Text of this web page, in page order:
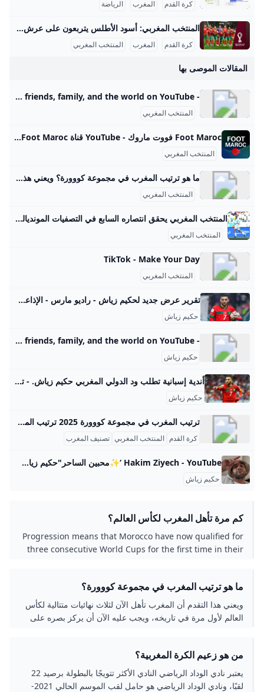
كرة القدم المغرب الرياضة
المنتخب المغربي: أسود الأطلس يتربعون على عرش الكرة المنتخب المغربي لكرة القدم تاريخياً يُعتبر من أبرز وأهم المنتخبات في القارة الإفريقية والعالم العربي، وقد حقق سلسلة من الإنجازات الكبيرة التي توضح تطوره المستمر ومكانته المرموقة على الساحة الكروية العالمية. تأسس المنتخب رسمياً عام 1957 وخاض أولى مبارياته الدولية ضد منتخب العراق، والتي انتهت بالتعادل 3-3. منذ ذلك الحين، شق المنتخب طريقه بثبات نحو القمة، وبرز بشكل خاص في مسابقة كأس الأمم الإفريقية، حيث حصل المغرب على لقب البطولة عام 1976، وهو أول لقب قاري في تاريخه.
كرة القدم المغرب المنتخب المغربي
المقالات الموصى بها
- YouTube Enjoy the videos and music you love, upload original content, and share it all with friends, family, and the world on YouTube.
المنتخب المغربي
Foot Maroc فووت ماروك - YouTube قناة Foot Maroc ⚽ قناة كل المغاربة 🇲🇦 تقوم بتغطية مختلف مباريات المنتخب المغربي والبطولة الوطنية وكأس العرش والمشاركة القارية للأندية المغربية، كما تنفتح ع…
المنتخب المغربي
ما هو ترتيب المغرب في مجموعة كووورة؟ ويعني هذا التقدم أن المغرب تأهل الآن لثلاث نهائيات متتالية لكأس العالم لأول مرة في تاريخه، ويجب عليه الآن أن يركز بصره على محاكاة مسيرته الرائعة إلى الدور نصف النهائي في قطر قبل ثلاث سنوات، عندما أصبح أول فريق أفريقي يصل إلى الدور قبل النهائي.2 ngày trước
المنتخب المغربي
المنتخب المغربي يحقق انتصاره السابع في التصفيات المونديالية - مراكش الاخبارية رياضة - المنتخب المغربي يحقق انتصاره السابع في التصفيات المونديالية - مراكش الاخبارية Vous devez vous connecter pour publier un commentaire. المملكة المغربية تعرب عن إدانتها القوية للاعتداء الإسرائيلي السافر واستنكارها الشديد لانتهاك سيادة دولة قطر الشقيقة مراكش تحتضن العرض المسرحي الفرنسي « هنا » في جولة مغربية تسلط الضوء على جيل جديد من الممثلين ضربة إسرائيلية تستهدف وفد حماس في الدوحة وتنسف جهود الوساطة الفواتير ديال الضو صعقات المراكشيين والشركة غارقة فالتقديرات
المنتخب المغربي
TikTok - Make Your Day
المنتخب المغربي
تقرير عرض جديد لحكيم زياش - راديو مارس - الإذاعة الرياضية رقم واحد في المغرب 23 يوليو، 2025البطولة الإحترافية9 سبتمبر، 20258 سبتمبر، 20258 سبتمبر، 2025
حكيم زياش
- YouTube Enjoy the videos and music you love, upload original content, and share it all with friends, family, and the world on YouTube.
حكيم زياش
أندية إسبانية تطلب ود الدولي المغربي حكيم زياش. - تنوير منذ 13 ساعة 32 دقيقة واحدة اسمهان شرقي ذكرت مصادر إعلامية أن الدولي المغربي حكيم زياش ، أصبح محطة اهتمام عدد من الأندية الإسبانية ، وذلك باعتباره لاعبا حرا بدون فريق . وأضافت ذات المصادر أن الأندية التي أبدت رغبتها في ضم الدولي المغربي حكيم زياش ، هي إلتشي ، إشبيلية ومايوركا ، حيث أن هذه الفرق تسعى للظفر بخدمات اللاعب المغربي حكيم زياش ، الذي يتمتع بخبرة واسعة في عالم الساحرة المستديرة في أوروبا.
حكيم زياش
ترتيب المغرب في مجموعة كووورة 2025 ترتيب المغرب في مجموعة كووورة لعام 2025 هو في المركز الثاني في تصنيف الاتحادات الإفريقية لكرة القدم حسب نقاط مشاركات الأندية المغربية في مسابقات الاتحاد الإفريقي، حيث حصل المغرب على 142 نقطة، بعد مصر التي تمتلك 190.5 نقطة، وقبل جنوب أفريقيا التي في المركز الثالث بـ131 نقطة. هذا التصنيف يعكس قوة الأندية المغربية في البطولات القارية كالCAF دوري أبطال أفريقيا وكأس الكونفدرالية الإفريقية. أما بالنسبة لترتيب المغرب في مجموعته خلال البطولات الإفريقية مثل تصفيات كأس الأمم الإفريقية في عام 2025، فلا توجد حتى الآن نتائج مباريات تم تسجيلها في المجموعات، مما يعني أن ترتيب فرق المجموعة لم يتحدد بعد، والمغرب ضمن مجموعة تضم أيضا جزر القمر ومالي وزامبيا.
كرة القدم المنتخب المغربي تصنيف المغرب
Hakim Ziyech - YouTube ‘✨محبين الساحر"حكيم زياش"🇲🇦✨هل انت من محيبين حكيم زياش ضع اشتراك في القناة لكي يصيلك كل جديد🥀💖’
حكيم زياش
كم مرة تأهل المغرب لكأس العالم؟
Progression means that Morocco have now qualified for
three consecutive World Cups for the first time in their
years ago when they became the first African side to
reach the Final Four.2 ngày trước
ما هو ترتيب المغرب في مجموعة كووورة؟
ويعني هذا التقدم أن المغرب تأهل الآن لثلاث نهائيات متتالية لكأس
العالم لأول مرة في تاريخه، ويجب عليه الآن أن يركز بصره على
النهائي.2 ngày trước
من هو زعيم الكرة المغربية؟
يعتبر نادي الوداد الرياضي النادي الأكثر تتويجًا بالبطولة برصيد 22
لقبًا، ونادي الوداد الرياضي هو حامل لقب الموسم الحالي 2021-